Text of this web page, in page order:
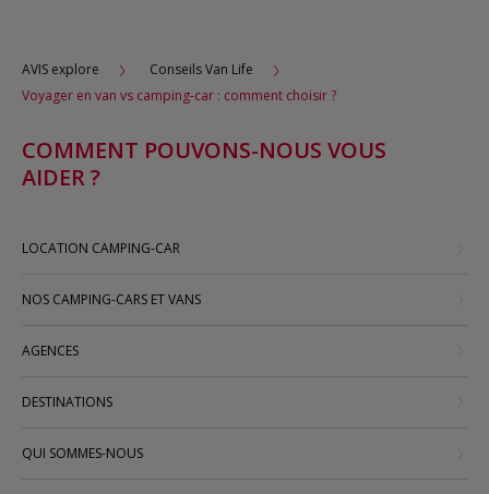
AVIS explore
Conseils Van Life
Voyager en van vs camping-car : comment choisir ?
COMMENT POUVONS-NOUS VOUS
AIDER ?
LOCATION CAMPING-CAR
NOS CAMPING-CARS ET VANS
AGENCES
DESTINATIONS
QUI SOMMES-NOUS